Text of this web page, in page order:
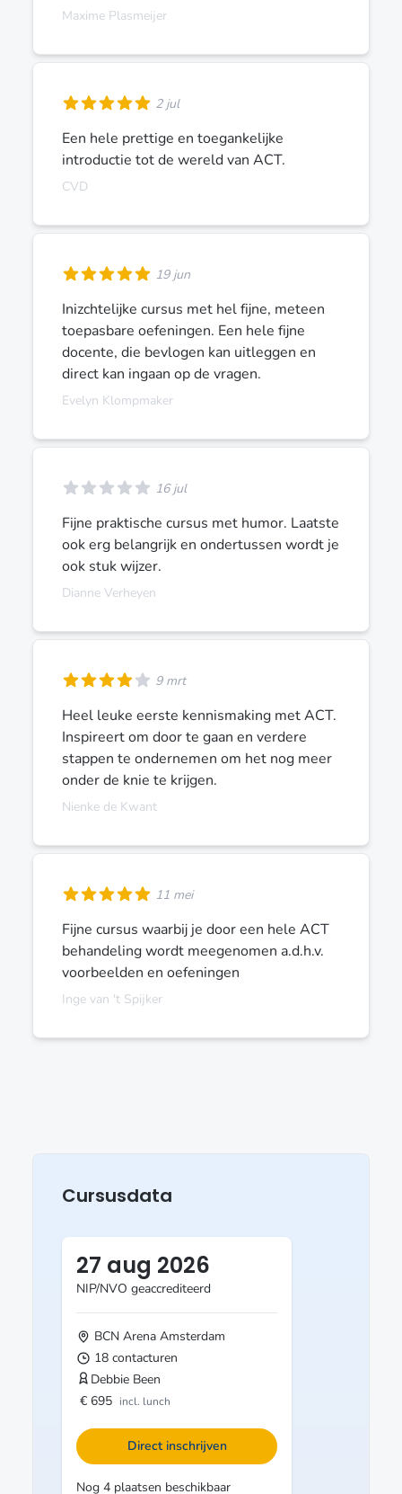
Maxime Plasmeijer
2 jul
Een hele prettige en toegankelijke
introductie tot de wereld van ACT.
CVD
19 jun
Inizchtelijke cursus met hel fijne, meteen
toepasbare oefeningen. Een hele fijne
docente, die bevlogen kan uitleggen en
direct kan ingaan op de vragen.
Evelyn Klompmaker
16 jul
Fijne praktische cursus met humor. Laatste
ook erg belangrijk en ondertussen wordt je
ook stuk wijzer.
Dianne Verheyen
9 mrt
Heel leuke eerste kennismaking met ACT.
Inspireert om door te gaan en verdere
stappen te ondernemen om het nog meer
onder de knie te krijgen.
Nienke de Kwant
11 mei
Fijne cursus waarbij je door een hele ACT
behandeling wordt meegenomen a.d.h.v.
voorbeelden en oefeningen
Inge van 't Spijker
Cursusdata
27 aug 2026
NIP/NVO geaccrediteerd
BCN Arena Amsterdam
18 contacturen
Debbie Been
€ 695 incl. lunch
Direct inschrijven
Nog 4 plaatsen beschikbaar